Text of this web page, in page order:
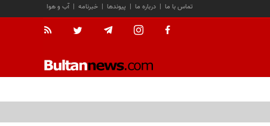
آب و هوا | خبرنامه | پیوندها | درباره ما | تماس با ما